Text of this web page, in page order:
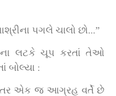
પગલે ચાલો છો...”
લટકે ચૂપ કરતાં તેઓ
બોલ્યા :
એક જ આગ્રહ વર્તે છે